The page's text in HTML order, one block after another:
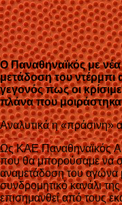
Ο Παναθηναϊκός με
μετάδοση του ντέρμπι
γεγονός πως οι
πλάνα που
Αναλυτικά η «πράσινη»
Ως ΚΑΕ Παναθηναϊκός
που θα μπορούσαμε να
αναμετάδοση του
συνδρομητικό κανάλι
επισημανθεί από τους